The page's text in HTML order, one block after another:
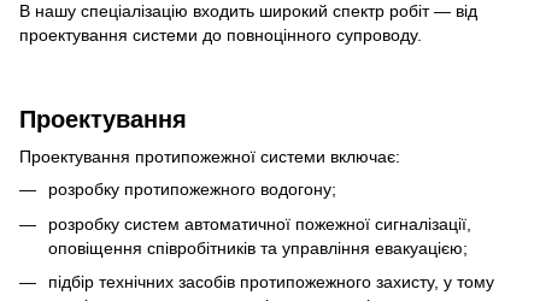
В нашу спеціалізацію входить широкий спектр робіт — від
проектування системи до повноцінного супроводу.
Проектування
Проектування протипожежної системи включає:
розробку протипожежного водогону;
розробку систем автоматичної пожежної сигналізації,
оповіщення співробітників та управління евакуацією;
підбір технічних засобів протипожежного захисту, у тому